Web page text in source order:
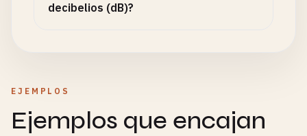
decibelios (dB)?
EJEMPLOS
Ejemplos que encajan